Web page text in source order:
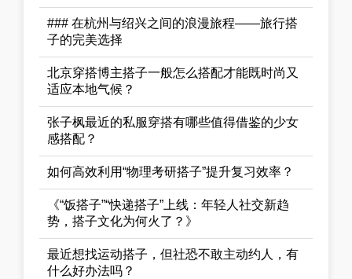
### 在杭州与绍兴之间的浪漫旅程——旅行搭
子的完美选择
北京穿搭博主搭子一般怎么搭配才能既时尚又
适应本地气候？
张子枫最近的私服穿搭有哪些值得借鉴的少女
感搭配？
如何高效利用“物理考研搭子”提升复习效率？
《“饭搭子”“快递搭子”上线：年轻人社交新趋
势，搭子文化为何火了？》
最近想找运动搭子，但社恐不敢主动约人，有
什么好办法吗？